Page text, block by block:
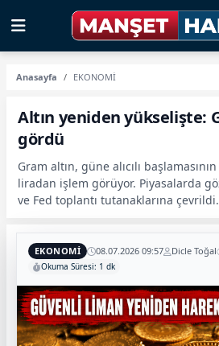
Anasayfa EKONOMİ
Altın yeniden yükselişte:
gördü
Gram altın, güne alıcılı
liradan işlem görüyor. Piyasalarda
ve Fed toplantı tutanaklarına çevrildi.
EKONOMİ 08.07.2026 09:57 Dicle Toğal
Okuma Süresi: 1 dk